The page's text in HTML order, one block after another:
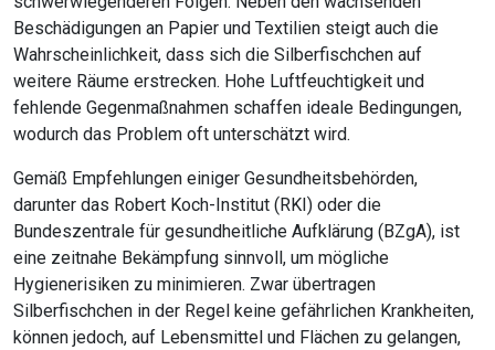
Beschädigungen an Papier und Textilien steigt auch die
Wahrscheinlichkeit, dass sich die Silberfischchen auf
weitere Räume erstrecken. Hohe Luftfeuchtigkeit und
fehlende Gegenmaßnahmen schaffen ideale Bedingungen,
wodurch das Problem oft unterschätzt wird.
Gemäß Empfehlungen einiger Gesundheitsbehörden,
darunter das Robert Koch-Institut (RKI) oder die
Bundeszentrale für gesundheitliche Aufklärung (BZgA), ist
eine zeitnahe Bekämpfung sinnvoll, um mögliche
Hygienerisiken zu minimieren. Zwar übertragen
Silberfischchen in der Regel keine gefährlichen Krankheiten,
können jedoch, auf Lebensmittel und Flächen zu gelangen,